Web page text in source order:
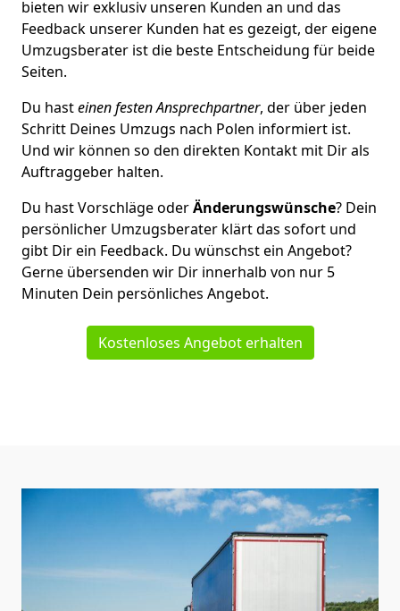
bieten wir exklusiv unseren Kunden an und das
Feedback unserer Kunden hat es gezeigt, der eigene
Umzugsberater ist die beste Entscheidung für beide
Seiten.
Du hasteinen festen Ansprechpartner, der über jeden
Schritt Deines Umzugs nach Polen informiert ist.
Und wir können so den direkten Kontakt mit Dir als
Auftraggeber halten.
Du hast Vorschläge oderÄnderungswünsche? Dein
persönlicher Umzugsberater klärt das sofort und
gibt Dir ein Feedback. Du wünschst ein Angebot?
Gerne übersenden wir Dir innerhalb von nur 5
Minuten Dein persönliches Angebot.
Kostenloses Angebot erhalten